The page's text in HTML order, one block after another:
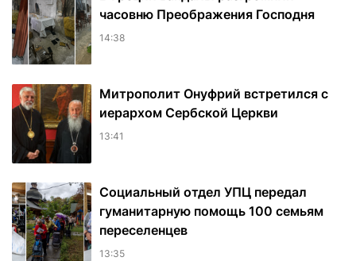
часовню Преображения Господня
14:38
Митрополит Онуфрий встретился с
иерархом Сербской Церкви
13:41
Социальный отдел УПЦ передал
гуманитарную помощь 100 семьям
переселенцев
13:35